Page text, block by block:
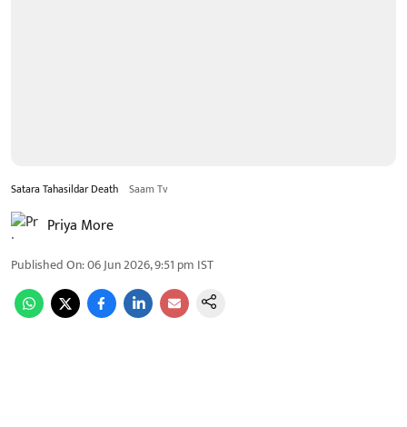
Satara Tahasildar Death Saam Tv
Priya More
Published On:06 Jun 2026, 9:51 pm IST